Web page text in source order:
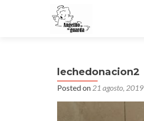
lechedonacion2
Posted on 21 agosto, 2019